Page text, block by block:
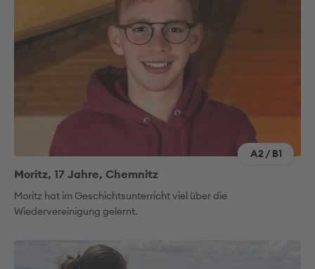
A2 / B1
Moritz, 17 Jahre, Chemnitz
Moritz hat im Geschichtsunterricht viel über die
Wiedervereinigung gelernt.